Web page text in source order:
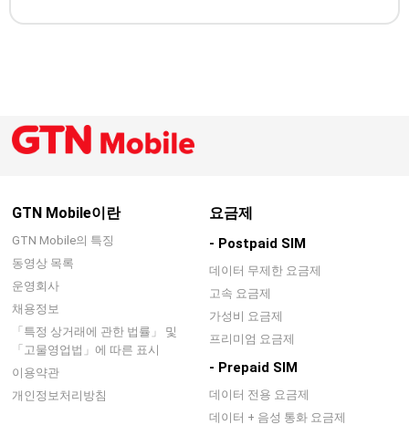
GTN Mobile이란
GTN Mobile의 특징
동영상 목록
운영회사
채용정보
「특정 상거래에 관한 법률」 및
「고물영업법」에 따른 표시
이용약관
개인정보처리방침
요금제
- Postpaid SIM
데이터 무제한 요금제
고속 요금제
가성비 요금제
프리미엄 요금제
- Prepaid SIM
데이터 전용 요금제
데이터 + 음성 통화 요금제